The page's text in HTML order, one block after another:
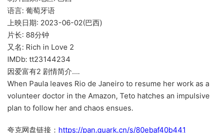
语言: 葡萄牙语
上映日期: 2023-06-02(巴西)
片长: 88分钟
又名: Rich in Love 2
IMDb: tt23144234
因爱富有2 剧情简介….
When Paula leaves Rio de Janeiro to resume her work as a
volunteer doctor in the Amazon, Teto hatches an impulsive
plan to follow her and chaos ensues.
夸克网盘链接： https://pan.quark.cn/s/80ebaf40b441